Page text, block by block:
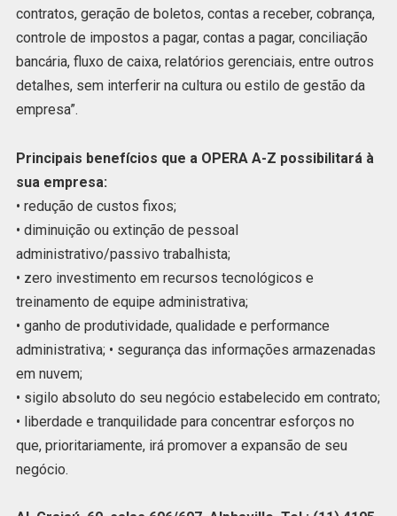
contratos, geração de boletos, contas a receber, cobrança,
controle de impostos a pagar, contas a pagar, conciliação
bancária, fluxo de caixa, relatórios gerenciais, entre outros
detalhes, sem interferir na cultura ou estilo de gestão da
empresa”.
Principais benefícios que a OPERA A-Z possibilitará à
sua empresa:
• redução de custos fixos;
• diminuição ou extinção de pessoal
administrativo/passivo trabalhista;
• zero investimento em recursos tecnológicos e
treinamento de equipe administrativa;
• ganho de produtividade, qualidade e performance
administrativa; • segurança das informações armazenadas
em nuvem;
• sigilo absoluto do seu negócio estabelecido em contrato;
• liberdade e tranquilidade para concentrar esforços no
que, prioritariamente, irá promover a expansão de seu
negócio.